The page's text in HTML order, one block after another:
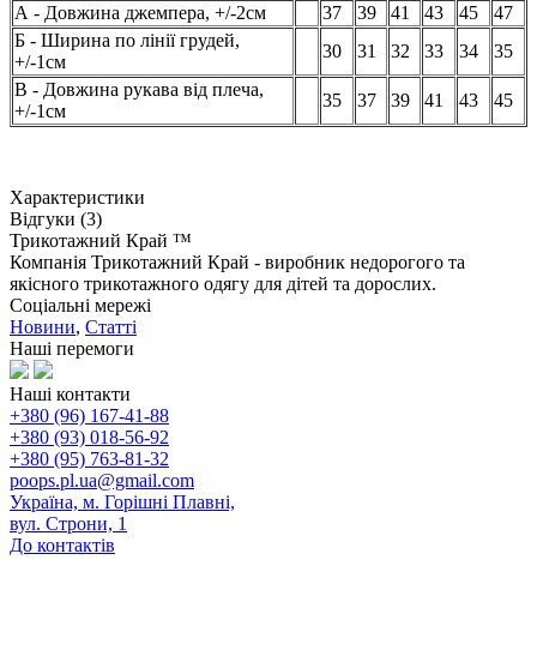
А - Довжина джемпера, +/-2см
37 39 41 43 45
47
Б - Ширина по лінії грудей,
+/-1см
30 31 32 33 34
35
В - Довжина рукава від плеча,
+/-1см
35 37 39 41 43 45
Характеристики
Відгуки (3)
Трикотажний Край ™
Компанія Трикотажний Край - виробник недорогого та
якісного трикотажного одягу для дітей та дорослих.
Соціальні мережі
Новини, Статті
Наші перемоги
Наші контакти
+380 (96) 167-41-88
+380 (93) 018-56-92
+380 (95) 763-81-32
poops.pl.ua@gmail.com
Україна, м. Горішні Плавні,
вул. Строни, 1
До контактів